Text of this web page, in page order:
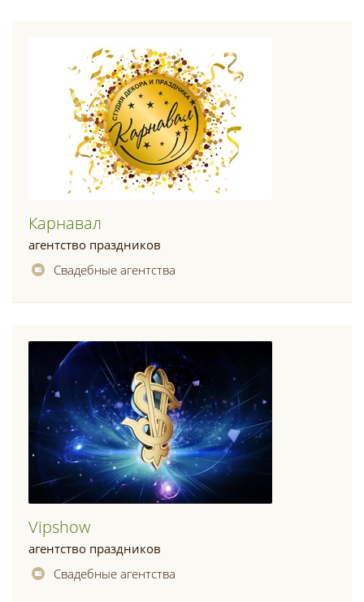
Карнавал
агентство праздников
Свадебные агентства
Vipshow
агентство праздников
Свадебные агентства